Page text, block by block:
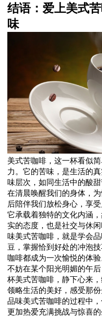
结语：爱上美式
味
美式苦咖啡，这一杯看似
力。它的苦味，是生活的
味层次，如同生活中的酸
在清晨唤醒我们的身体，
后陪伴我们放松身心，享受
它承载着独特的文化内涵
实的态度，也是社交与休
味美式苦咖啡，就是学会
豆，掌握恰到好处的冲泡
咖啡都成为一次愉悦的体验
不妨在某个阳光明媚的午
杯美式苦咖啡，静下心来
领略生活的美好，感受那
品味美式苦咖啡的过程中
更加热爱充满挑战与惊喜的